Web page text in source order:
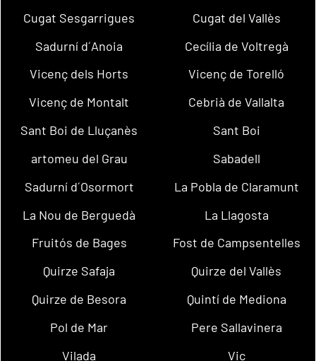
Cugat Sesgarrigues
Cugat del Vallès
Sadurní d´Anoia
Cecília de Voltregà
Vicenç dels Horts
Vicenç de Torelló
Vicenç de Montalt
Cebrià de Vallalta
Sant Boi de Lluçanès
Sant Boi
artomeu del Grau
Sabadell
Sadurní d´Osormort
La Pobla de Claramunt
La Nou de Berguedà
La Llagosta
Fruitós de Bages
Fost de Campsentelles
Quirze Safaja
Quirze del Vallès
Quirze de Besora
Quintí de Mediona
Pol de Mar
Pere Sallavinera
Vilada
Vic